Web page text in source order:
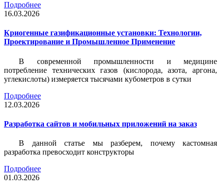
Подробнее
16.03.2026
Криогенные газификационные установки: Технологии,
Проектирование и Промышленное Применение
В современной промышленности и медицине
потребление технических газов (кислорода, азота, аргона,
углекислоты) измеряется тысячами кубометров в сутки
Подробнее
12.03.2026
Разработка сайтов и мобильных приложений на заказ
В данной статье мы разберем, почему кастомная
разработка превосходит конструкторы
Подробнее
01.03.2026